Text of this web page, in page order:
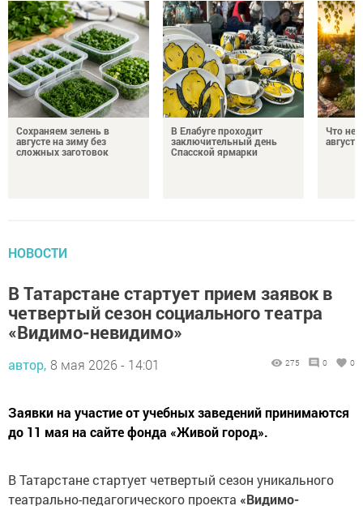
Сохраняем зелень в
августе на зиму без
сложных заготовок
В Елабуге проходит
заключительный день
Спасской ярмарки
Что
НОВОСТИ
В Татарстане стартует прием заявок в
четвертый сезон социального театра
«Видимо-невидимо»
автор, 8 мая 2026 - 14:01 275 0 0
Заявки на участие от учебных заведений принимаются
до 11 мая на сайте фонда «Живой город».
В Татарстане стартует четвертый сезон уникального
театрально-педагогического проекта «Видимо-